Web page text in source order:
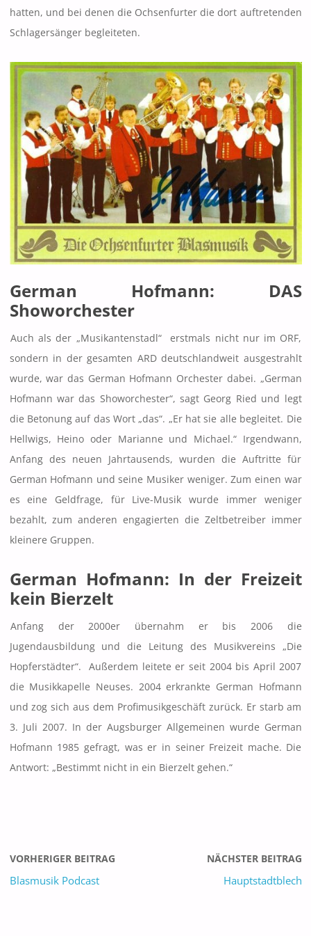
hatten, und bei denen die Ochsenfurter die dort auftretenden
Schlagersänger begleiteten.
German Hofmann: DAS
Showorchester
Auch als der „Musikantenstadl“ erstmals nicht nur im ORF,
sondern in der gesamten ARD deutschlandweit ausgestrahlt
wurde, war das German Hofmann Orchester dabei. „German
Hofmann war das Showorchester“, sagt Georg Ried und legt
die Betonung auf das Wort „das“. „Er hat sie alle begleitet. Die
Hellwigs, Heino oder Marianne und Michael.“ Irgendwann,
Anfang des neuen Jahrtausends, wurden die Auftritte für
German Hofmann und seine Musiker weniger. Zum einen war
es eine Geldfrage, für Live-Musik wurde immer weniger
bezahlt, zum anderen engagierten die Zeltbetreiber immer
kleinere Gruppen.
German Hofmann: In der Freizeit
kein Bierzelt
Anfang der 2000er übernahm er bis 2006 die
Jugendausbildung und die Leitung des Musikvereins „Die
Hopferstädter“. Außerdem leitete er seit 2004 bis April 2007
die Musikkapelle Neuses. 2004 erkrankte German Hofmann
und zog sich aus dem Profimusikgeschäft zurück. Er starb am
3. Juli 2007. In der Augsburger Allgemeinen wurde German
Hofmann 1985 gefragt, was er in seiner Freizeit mache. Die
Antwort: „Bestimmt nicht in ein Bierzelt gehen.“
VORHERIGER BEITRAG
Blasmusik Podcast
NÄCHSTER BEITRAG
Hauptstadtblech